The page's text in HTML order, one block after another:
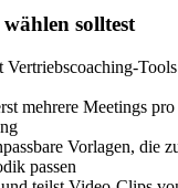
solltest
Vertriebscoaching-
mehrere Meetings
Vorlagen, die
passen